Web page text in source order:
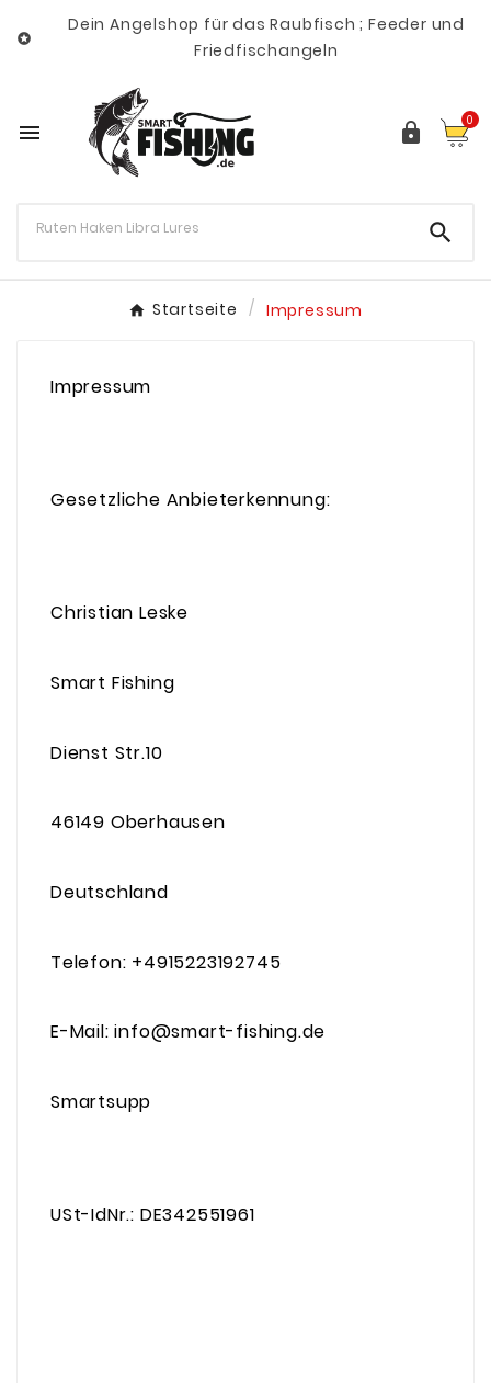

Dein Angelshop für das Raubfisch ; Feeder und
Friedfischangeln
  0

Startseite Impressum
Impressum
Gesetzliche Anbieterkennung:
Christian Leske
Smart Fishing
Dienst Str.10
46149 Oberhausen
Deutschland
Telefon: +4915223192745
E-Mail: info@smart-fishing.de
Smartsupp
USt-IdNr.: DE342551961